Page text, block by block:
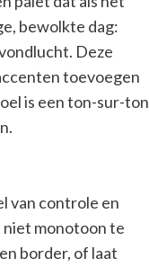
bewolkte dag:
Deze
toevoegen
is een ton-sur-ton
van controle en
monotoon te
border, of laat